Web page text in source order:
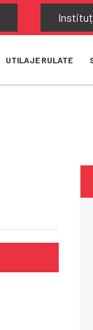
UTILAJE RULATE